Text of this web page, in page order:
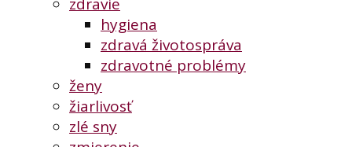
zdravie
hygiena
zdravá životospráva
zdravotné problémy
ženy
žiarlivosť
zlé sny